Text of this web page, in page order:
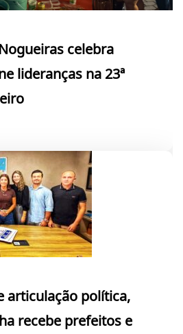
celebra
lideranças na 23ª
articulação política,
recebe prefeitos e